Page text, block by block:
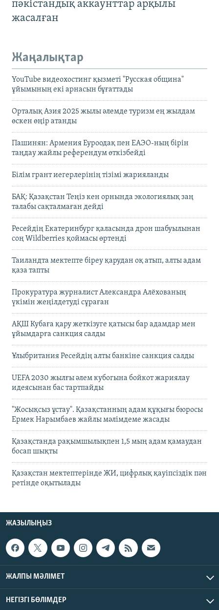
пәкістандық аккаунттар арқылы
жасалған
Жаңалықтар
YouTube видеохостинг қызметі "Русская община"
ұйымының екі арнасын бұғаттады
Орталық Азия 2025 жылы әлемде туризм ең жылдам
өскен өңір атанды
Пашинян: Армения Еуроодақ пен ЕАЭО-ның бірін
таңдау жайлы референдум өткізбейді
Білім грант иегерлерінің тізімі жарияланды
БАҚ: Қазақстан Теңіз кен орнында экологиялық заң
талабы сақталмаған дейді
Ресейдің Екатеринбург қаласында дрон шабуылынан
соң Wildberries қоймасы өртенді
Таиландта мектепте біреу қарудан оқ атып, алты адам
қаза тапты
Прокуратура журналист Александра Алёхованың
үкімін жеңілдетуді сұраған
АҚШ Кубаға қару жеткізуге қатысы бар адамдар мен
ұйымдарға санкция салды
Ұлыбритания Ресейдің алты банкіне санкция салды
UEFA 2030 жылғы әлем кубогына бойкот жариялау
идеясынан бас тартпайды
"Жосықсыз ұстау". Қазақстанның адам құқығы бюросы
Ермек Нарымбаев жайлы мәлімдеме жасады
Қазақстанда рақымшылықпен 1,5 мың адам қамаудан
босап шықты
Қазақстан мектептерінде ЖИ, цифрлық қауіпсіздік пән
ретінде оқытылады
ЖАЗЫЛЫҢЫЗ
ЖАЛПЫ МӘЛІМЕТ
НЕГІЗГІ БӨЛІМДЕР